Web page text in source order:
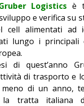
Logistics è
e verifica su
cell alimentati ad
lungo i principali
di quest’anno
di trasporto e
di un anno,
tratta italiana